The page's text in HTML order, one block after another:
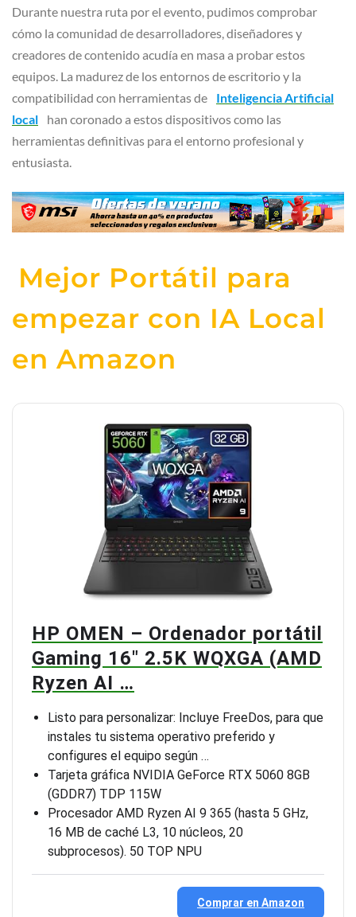
Durante nuestra ruta por el evento, pudimos comprobar
cómo la comunidad de desarrolladores, diseñadores y
creadores de contenido acudía en masa a probar estos
equipos. La madurez de los entornos de escritorio y la
compatibilidad con herramientas de
Inteligencia Artificial
local
han coronado a estos dispositivos como las
herramientas definitivas para el entorno profesional y
entusiasta.
Mejor Portátil para
empezar con IA Local
en Amazon
HP OMEN – Ordenador portátil
Gaming 16″ 2.5K WQXGA (AMD
Ryzen AI …
Listo para personalizar: Incluye FreeDos, para que
instales tu sistema operativo preferido y
configures el equipo según …
Tarjeta gráfica NVIDIA GeForce RTX 5060 8GB
(GDDR7) TDP 115W
Procesador AMD Ryzen AI 9 365 (hasta 5 GHz,
16 MB de caché L3, 10 núcleos, 20
subprocesos). 50 TOP NPU
Comprar en Amazon